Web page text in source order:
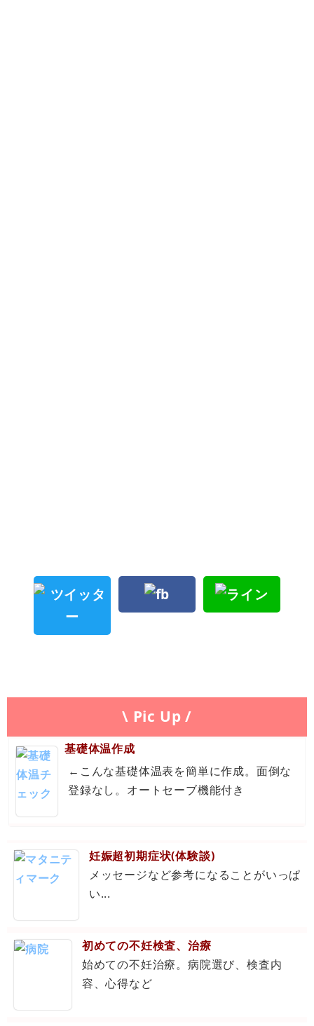
\ Pic Up /
基礎体温作成
←こんな基礎体温表を簡単に作成。面倒な
登録なし。オートセーブ機能付き
妊娠超初期症状(体験談)
メッセージなど参考になることがいっぱ
い...
初めての不妊検査、治療
始めての不妊治療。病院選び、検査内
容、心得など